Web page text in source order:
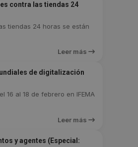
contra las tiendas 24
tiendas 24 horas se están
Leer más
de digitalización
16 al 18 de febrero en IFEMA
Leer más
y agentes (Especial: